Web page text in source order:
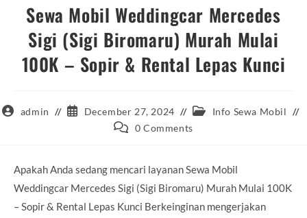
Sewa Mobil Weddingcar Mercedes
Sigi (Sigi Biromaru) Murah Mulai
100K – Sopir & Rental Lepas Kunci
Postadmin
Post
published:
December 27, 2024
Post Info Sewa Mobil
Post 0 Comments
Apakah Anda sedang mencari layanan Sewa Mobil
Weddingcar Mercedes Sigi (Sigi Biromaru) Murah Mulai 100K
– Sopir & Rental Lepas Kunci Berkeinginan mengerjakan